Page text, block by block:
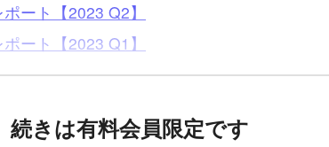
ート【2023 Q2】
ート【2023 Q1】
続きは有料会員限定です